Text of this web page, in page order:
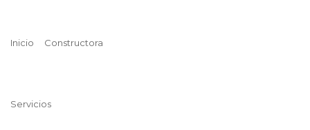
Inicio Constructora
Servicios